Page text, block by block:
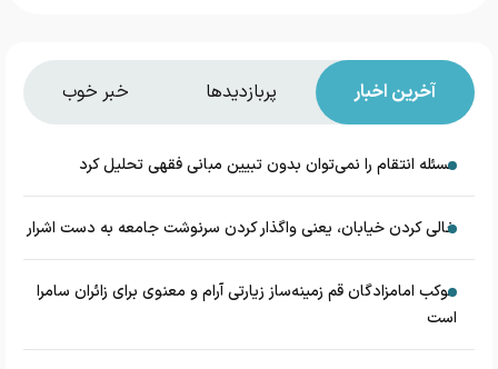
آخرین اخبار پربازدیدها خبر خوب
مسئله انتقام را نمی‌توان بدون تبیین مبانی فقهی تحلیل کرد
خالی کردن خیابان، یعنی واگذار کردن سرنوشت جامعه به دست اشرار
موکب امامزادگان قم زمینه‌ساز زیارتی آرام و معنوی برای زائران سامرا
است